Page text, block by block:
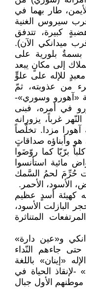
طار بهما في
سيروس الغنية
كبيرة، تتدفق
ميدانكي الآن).
بسمةٌ بلورية على
إلى مكانٍ يبعد
لبناء معبدٍ للإله على علوٍّ
من عذوبته، ثمّ
«آهورو وسوري»-
في أمره، فبنى
غرباً، يزورانه
مزدا. تخلّصاً
وأبناؤه صداقاتٍ
برّيّا كما روّضَوا
مائية استأنسوا
حُرِّمَ لحمُ السَّمك
الأسود، الأحمر.
كهيئة أسدٍ عظيم
البازلت الأسود،
المتناثرة
و«عين دارة»
جاءهم النّداء
«إينان» باللغة
-لإنقاذ الحياة في
الأول جبال